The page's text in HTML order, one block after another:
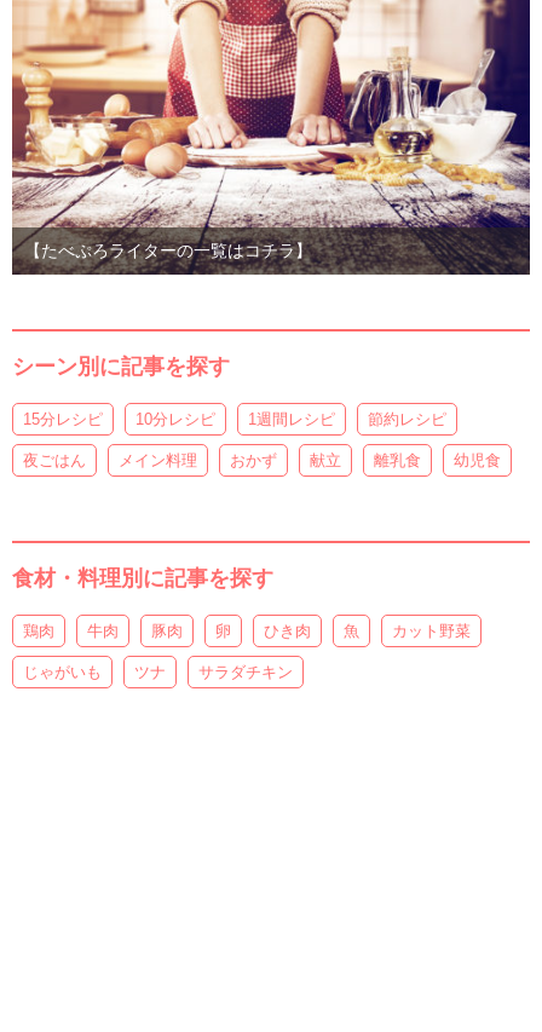
【たべぷろライターの一覧はコチラ】
シーン別に記事を探す
15分レシピ 10分レシピ 1週間レシピ 節約レシピ
夜ごはん メイン料理 おかず 献立 離乳食 幼児食
食材・料理別に記事を探す
鶏肉 牛肉 豚肉 卵 ひき肉 魚 カット野菜
じゃがいも ツナ サラダチキン